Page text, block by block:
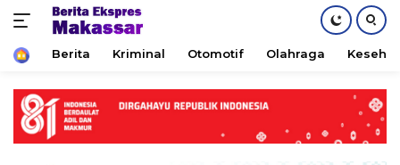
content
HomeBerita Kriminal Otomotif Olahraga